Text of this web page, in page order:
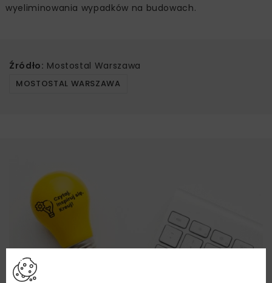
wyeliminowania wypadków na budowach.
Źródło: Mostostal Warszawa
MOSTOSTAL WARSZAWA